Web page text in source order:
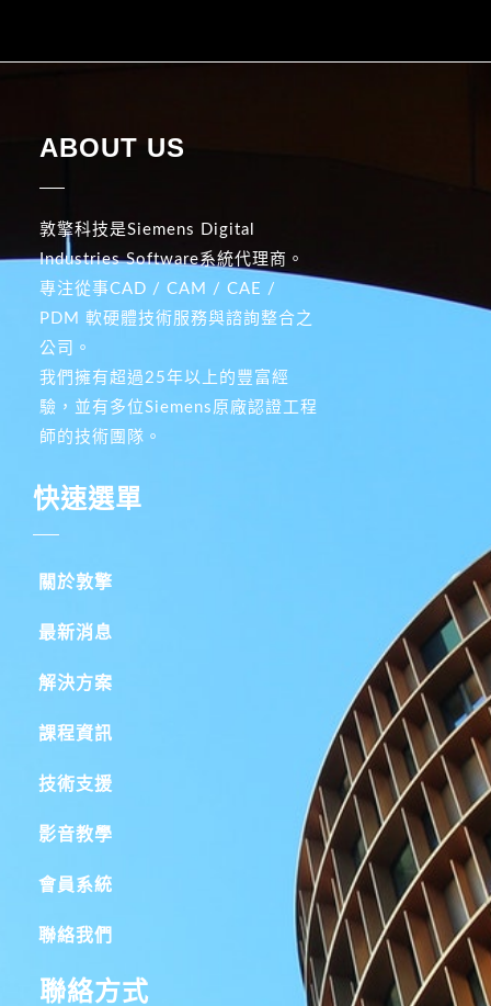
ABOUT US
敦擎科技是Siemens Digital
Industries Software系統代理商。
專注從事CAD / CAM / CAE /
PDM 軟硬體技術服務與諮詢整合之
公司。
我們擁有超過25年以上的豐富經
驗，並有多位Siemens原廠認證工程
師的技術團隊。
快速選單
關於敦擎
最新消息
解決方案
課程資訊
技術支援
影音教學
會員系統
聯絡我們
聯絡方式